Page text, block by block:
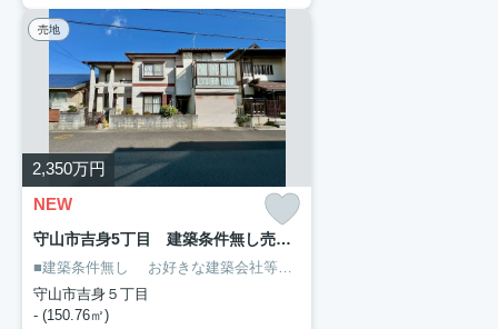
売地
2,350万円
NEW
守山市吉身5丁目 建築条件無し売土地
■建築条件無し お好きな建築会社等で建築できます。
守山市吉身５丁目
- (150.76㎡)